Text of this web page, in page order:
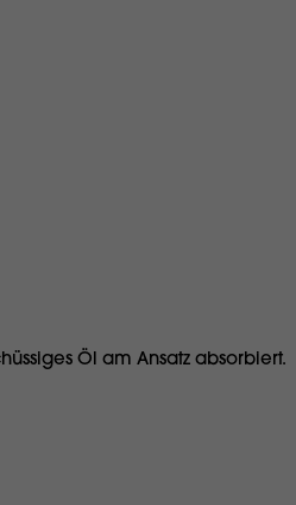
Öl am Ansatz absorbiert.